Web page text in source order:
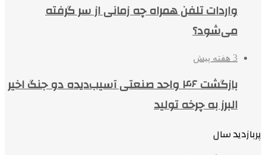
واردات تلفن همراه چه زمانی از سر گرفته
می‌شود؟
3 هفته پیش
بازگشت ۴۶ واحد صنعتی آسیب‌دیده دو جنگ اخیر
البرز به چرخه تولید
پربازدید سال